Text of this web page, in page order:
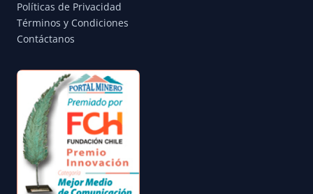
Políticas de Privacidad
Términos y Condiciones
Contáctanos